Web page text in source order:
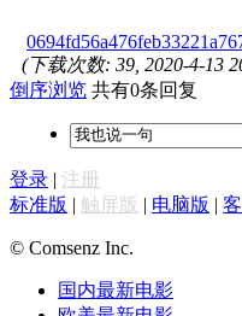
(下载次数: 39, 2020-4-13
倒序浏览 共有0条回复
登录 | 注册
标准版 | 触屏版 | 电脑版 |
© Comsenz Inc.
国内最新电影